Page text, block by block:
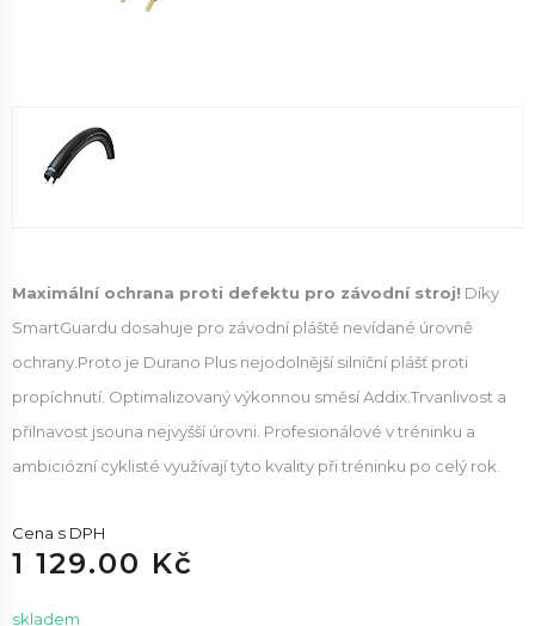
Maximální ochrana proti defektu pro závodní stroj! Díky
SmartGuardu dosahuje pro závodní pláště nevídané úrovně
ochrany.Proto je Durano Plus nejodolnější silniční plášť proti
propíchnutí. Optimalizovaný výkonnou směsí Addix.Trvanlivost a
přilnavost jsouna nejvyšší úrovni. Profesionálové v tréninku a
ambiciózní cyklisté využívají tyto kvality při tréninku po celý rok.
Cena s DPH
1 129.00 Kč
skladem